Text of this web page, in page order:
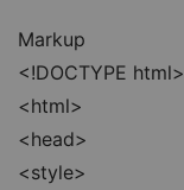
Markup
<!DOCTYPE html>
<html>
<head>
<style>